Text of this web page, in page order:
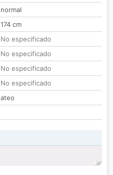
normal
174 cm
No especificado
No especificado
No especificado
No especificado
ateo